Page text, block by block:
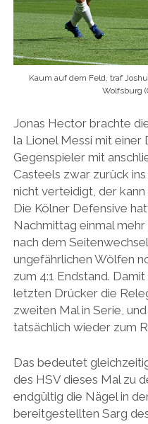
Kaum auf dem Feld, traf
Wolfsburg
Jonas Hector brachte
la Lionel Messi mit einer
Gegenspieler mit
Casteels zwar zurück
nicht verteidigt, der kann
Die Kölner Defensive
Nachmittag einmal
nach dem
ungefährlichen Wölfen
zum 4:1 Endstand.
letzten Drücker die
zweiten Mal in Serie,
tatsächlich wieder zum
Das bedeutet
des HSV dieses Mal zu
endgültig die Nägel in
bereitgestellten Sarg